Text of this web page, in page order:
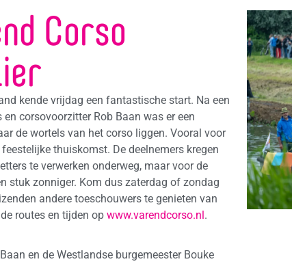
Corso
kende vrijdag een fantastische start. Na een
corsovoorzitter Rob Baan was er een
de wortels van het corso liggen. Vooral voor
thuiskomst. De deelnemers kregen
te verwerken onderweg, maar voor de
stuk zonniger. Kom dus zaterdag of zondag
andere toeschouwers te genieten van
routes en tijden op www.varendcorso.nl.
en de Westlandse burgemeester Bouke